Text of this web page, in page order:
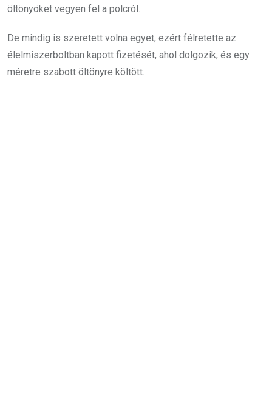
öltönyöket vegyen fel a polcról.
De mindig is szeretett volna egyet, ezért félretette az
élelmiszerboltban kapott fizetését, ahol dolgozik, és egy
méretre szabott öltönyre költött.